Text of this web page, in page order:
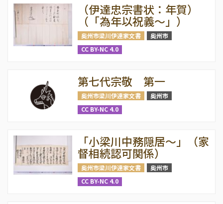
（伊達忠宗書状：年賀）
（「為年以祝義〜」）
奥州市梁川伊達家文書
奥州市
CC BY-NC 4.0
第七代宗敬 第一
奥州市梁川伊達家文書
奥州市
CC BY-NC 4.0
「小梁川中務隠居〜」（家
督相続認可関係）
奥州市梁川伊達家文書
奥州市
CC BY-NC 4.0